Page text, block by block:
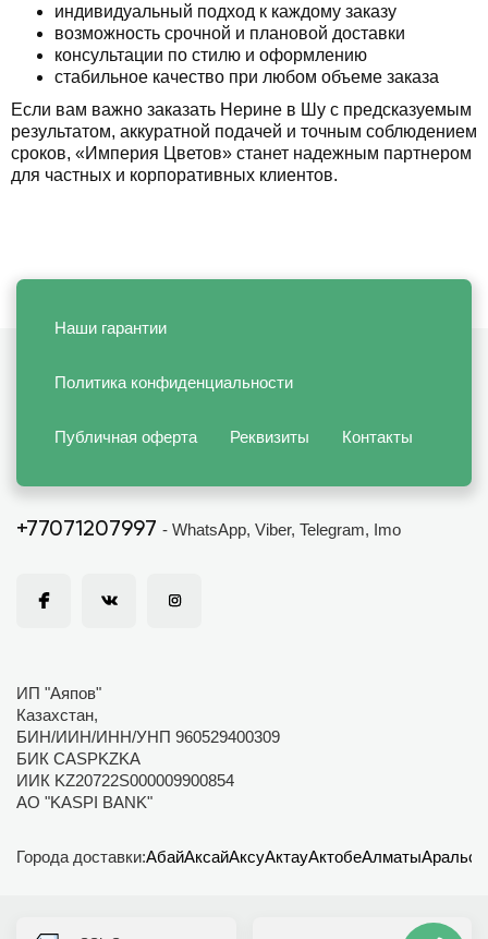
индивидуальный подход к каждому заказу
возможность срочной и плановой доставки
консультации по стилю и оформлению
стабильное качество при любом объеме заказа
Если вам важно заказать Нерине в Шу с предсказуемым
результатом, аккуратной подачей и точным соблюдением
сроков, «Империя Цветов» станет надежным партнером
для частных и корпоративных клиентов.
Наши гарантии
Политика конфиденциальности
Публичная оферта Реквизиты Контакты
+77071207997 - WhatsApp, Viber, Telegram, Imo
ИП "Аяпов"
Казахстан,
БИН/ИИН/ИНН/УНП 960529400309
БИК CASPKZKA
ИИК KZ20722S000009900854
АО "KASPI BANK"
Города доставки:АбайАксайАксуАктауАктобеАлматыАральск